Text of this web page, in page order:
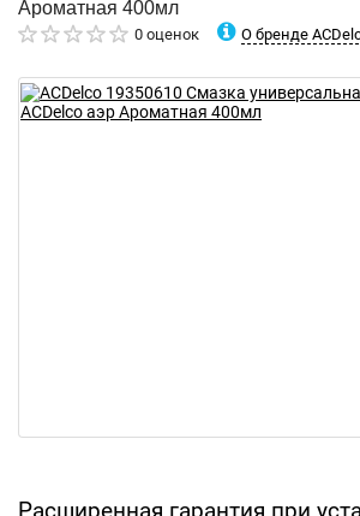
Ароматная 400мл
0 оценок О бренде